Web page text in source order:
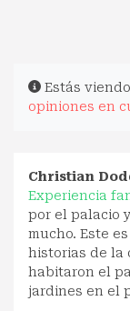
Estás
opiniones en
Christian
Experiencia
por el palacio
mucho. Este
historias de la
habitaron el
jardines en el